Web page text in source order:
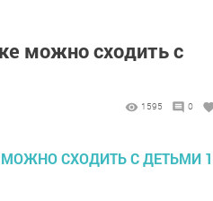
можно сходить с
1595 0